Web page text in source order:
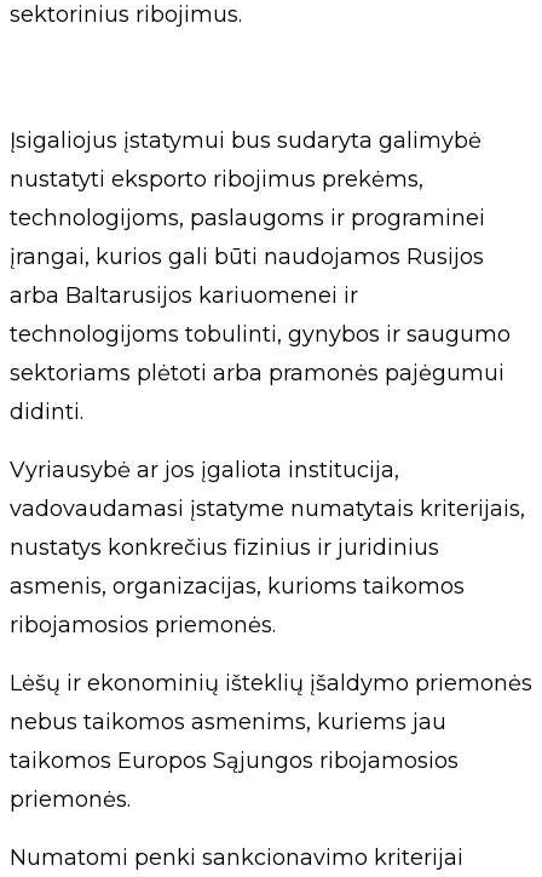
sektorinius ribojimus.
Įsigaliojus įstatymui bus sudaryta galimybė
nustatyti eksporto ribojimus prekėms,
technologijoms, paslaugoms ir programinei
įrangai, kurios gali būti naudojamos Rusijos
arba Baltarusijos kariuomenei ir
technologijoms tobulinti, gynybos ir saugumo
sektoriams plėtoti arba pramonės pajėgumui
didinti.
Vyriausybė ar jos įgaliota institucija,
vadovaudamasi įstatyme numatytais kriterijais,
nustatys konkrečius fizinius ir juridinius
asmenis, organizacijas, kurioms taikomos
ribojamosios priemonės.
Lėšų ir ekonominių išteklių įšaldymo priemonės
nebus taikomos asmenims, kuriems jau
taikomos Europos Sąjungos ribojamosios
priemonės.
Numatomi penki sankcionavimo kriterijai